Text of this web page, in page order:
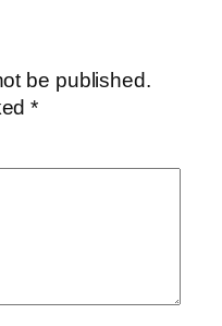
be published.
*